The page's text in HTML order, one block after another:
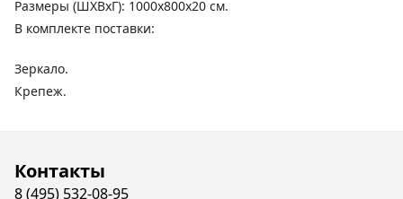
Размеры (ШХВхГ): 1000х800х20 см.
В комплекте поставки:
Зеркало.
Крепеж.
Контакты
8 (495) 532-08-95